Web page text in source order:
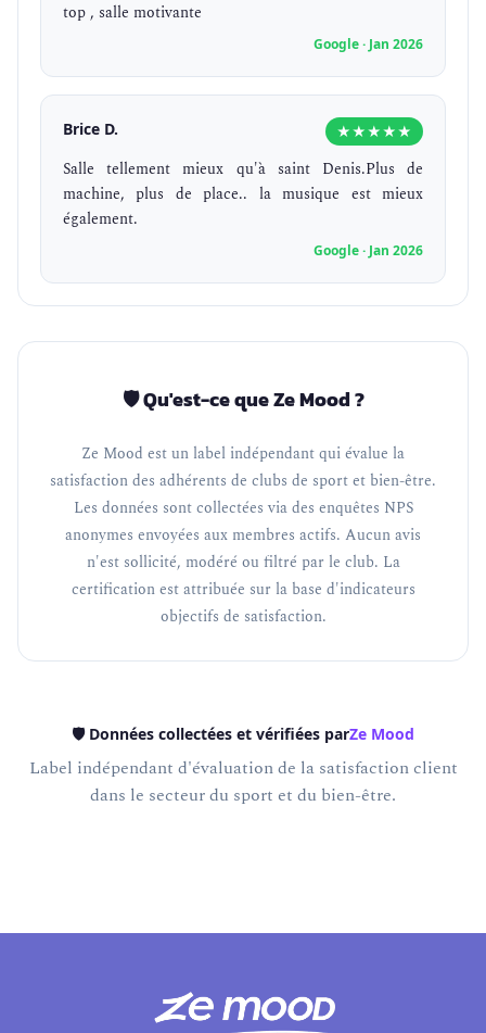
top , salle motivante
Google · Jan 2026
Brice D. ★★★★★
Salle tellement mieux qu'à saint Denis.Plus de
machine, plus de place.. la musique est mieux
également.
Google · Jan 2026
🛡️ Qu'est-ce que Ze Mood ?
Ze Mood est un label indépendant qui évalue la
satisfaction des adhérents de clubs de sport et bien-être.
Les données sont collectées via des enquêtes NPS
anonymes envoyées aux membres actifs. Aucun avis
n'est sollicité, modéré ou filtré par le club. La
certification est attribuée sur la base d'indicateurs
objectifs de satisfaction.
🛡️ Données collectées et vérifiées parZe Mood
Label indépendant d'évaluation de la satisfaction client
dans le secteur du sport et du bien-être.